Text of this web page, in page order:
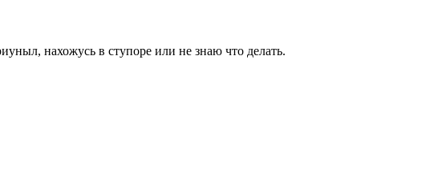
нахожусь в ступоре или не знаю что делать.